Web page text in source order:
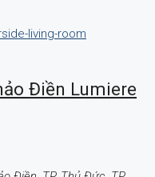
Điền Lumiere